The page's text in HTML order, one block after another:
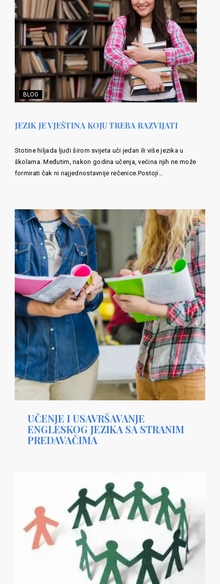
BLOG
JEZIK JE VJEŠTINA KOJU TREBA RAZVIJATI
Stotine hiljada ljudi širom svijeta uči jedan ili više jezika u
školama. Međutim, nakon godina učenja, većina njih ne može
formirati čak ni najjednostavnije rečenice.Postoji…
UČENJE I USAVRŠAVANJE
ENGLESKOG JEZIKA SA STRANIM
PREDAVAČIMA